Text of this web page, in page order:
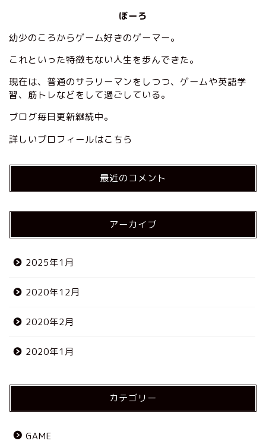
ぼーろ
幼少のころからゲーム好きのゲーマー。
これといった特徴もない人生を歩んできた。
現在は、普通のサラリーマンをしつつ、ゲームや英語学
習、筋トレなどをして過ごしている。
ブログ毎日更新継続中。
詳しいプロフィールはこちら
最近のコメント
アーカイブ
2025年1月
2020年12月
2020年2月
2020年1月
カテゴリー
GAME